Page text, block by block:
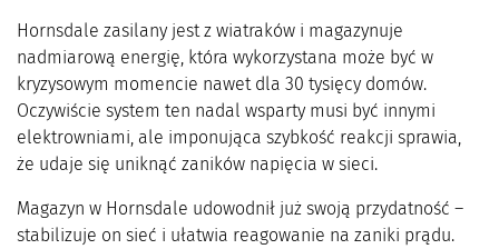
Hornsdale zasilany jest z wiatraków i magazynuje
nadmiarową energię, która wykorzystana może być w
kryzysowym momencie nawet dla 30 tysięcy domów.
Oczywiście system ten nadal wsparty musi być innymi
elektrowniami, ale imponująca szybkość reakcji sprawia,
że udaje się uniknąć zaników napięcia w sieci.
Magazyn w Hornsdale udowodnił już swoją przydatność –
stabilizuje on sieć i ułatwia reagowanie na zaniki prądu.